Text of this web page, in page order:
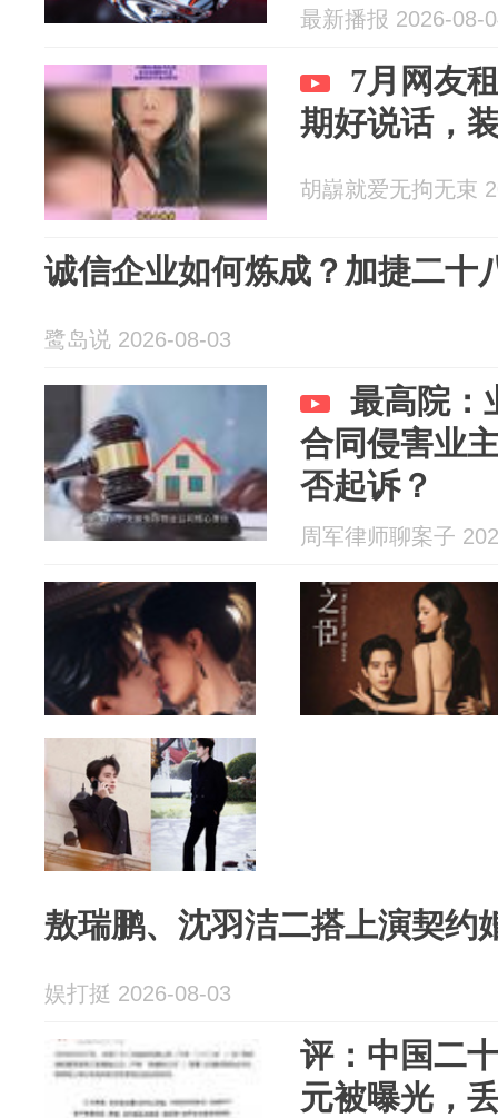
最新播报 2026-08-
7月网友
期好说话，
胡巐就爱无拘无束
诚信企业如何炼成？加捷二十
鹭岛说 2026-08-03
最高院：
合同侵害业
否起诉？
周军律师聊案子
敖瑞鹏、沈羽洁二搭上演契约
娱打挺 2026-08-03
评：中国二
元被曝光，